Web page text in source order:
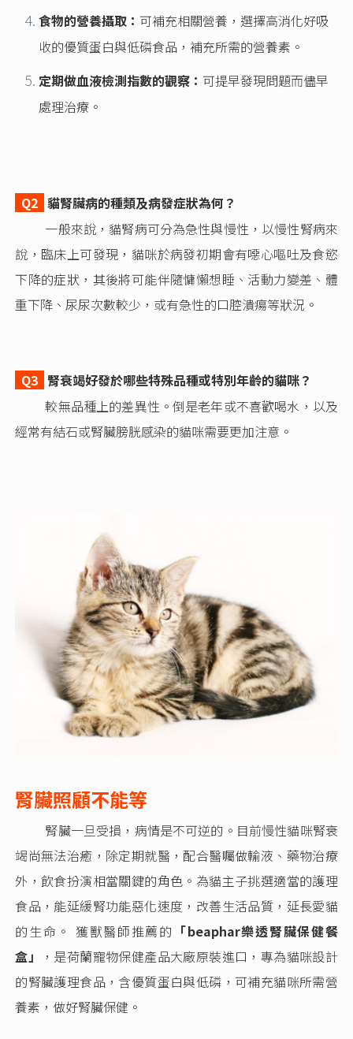
食物的營養攝取： 可補充相關營養，選擇高消化好吸
收的優質蛋白與低磷食品，補充所需的營養素。
定期做血液檢測指數的觀察： 可提早發現問題而儘早
處理治療。
Q2 貓腎臟病的種類及病發症狀為何？
一般來說，貓腎病可分為急性與慢性，以慢性腎病來
說，臨床上可發現，貓咪於病發初期會有噁心嘔吐及食慾
下降的症狀，其後將可能伴隨慵懶想睡、活動力變差、體
重下降、尿尿次數較少，或有急性的口腔潰瘍等狀況。
Q3 腎衰竭好發於哪些特殊品種或特別年齡的貓咪？
較無品種上的差異性。倒是老年或不喜歡喝水，以及
經常有結石或腎臟膀胱感染的貓咪需要更加注意。
腎臟照顧不能等
腎臟一旦受損，病情是不可逆的。目前慢性貓咪腎衰
竭尚無法治癒，除定期就醫，配合醫囑做輸液、藥物治療
外，飲食扮演相當關鍵的角色。為貓主子挑選適當的護理
食品，能延緩腎功能惡化速度，改善生活品質，延長愛貓
的生命。 獲獸醫師推薦的 「beaphar樂透腎臟保健餐
盒」
，是荷蘭寵物保健產品大廠原裝進口，專為貓咪設計
的腎臟護理食品，含優質蛋白與低磷，可補充貓咪所需營
養素，做好腎臟保健。